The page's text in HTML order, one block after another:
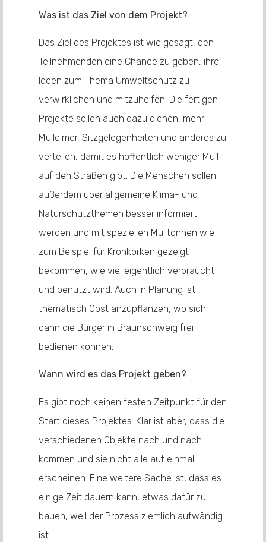
Was ist das Ziel von dem Projekt?
Das Ziel des Projektes ist wie gesagt, den
Teilnehmenden eine Chance zu geben, ihre
Ideen zum Thema Umweltschutz zu
verwirklichen und mitzuhelfen. Die fertigen
Projekte sollen auch dazu dienen, mehr
Mülleimer, Sitzgelegenheiten und anderes zu
verteilen, damit es hoffentlich weniger Müll
auf den Straßen gibt. Die Menschen sollen
außerdem über allgemeine Klima- und
Naturschutzthemen besser informiert
werden und mit speziellen Mülltonnen wie
zum Beispiel für Kronkorken gezeigt
bekommen, wie viel eigentlich verbraucht
und benutzt wird. Auch in Planung ist
thematisch Obst anzupflanzen, wo sich
dann die Bürger in Braunschweig frei
bedienen können.
Wann wird es das Projekt geben?
Es gibt noch keinen festen Zeitpunkt für den
Start dieses Projektes. Klar ist aber, dass die
verschiedenen Objekte nach und nach
kommen und sie nicht alle auf einmal
erscheinen. Eine weitere Sache ist, dass es
einige Zeit dauern kann, etwas dafür zu
bauen, weil der Prozess ziemlich aufwändig
ist.